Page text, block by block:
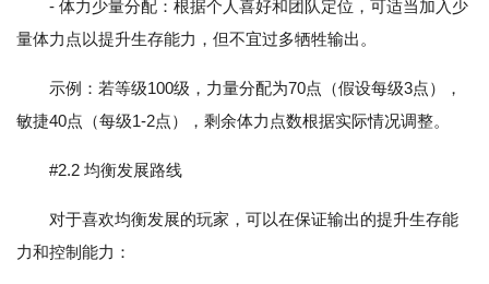
- 体力少量分配：根据个人喜好和团队定位，可适当加入少
量体力点以提升生存能力，但不宜过多牺牲输出。
示例：若等级100级，力量分配为70点（假设每级3点），
敏捷40点（每级1-2点），剩余体力点数根据实际情况调整。
#2.2 均衡发展路线
对于喜欢均衡发展的玩家，可以在保证输出的提升生存能
力和控制能力：